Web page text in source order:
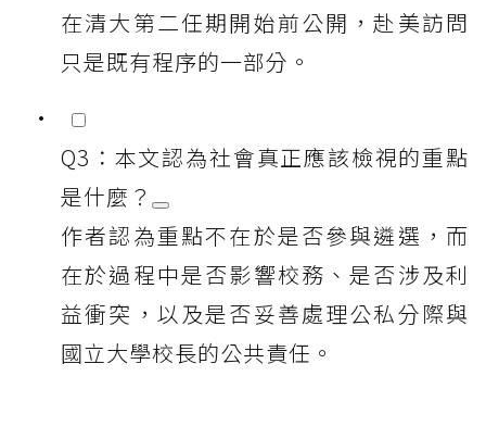
在清大第二任期開始前公開，赴美訪問
只是既有程序的一部分。
Q3：本文認為社會真正應該檢視的重點
是什麼？
作者認為重點不在於是否參與遴選，而
在於過程中是否影響校務、是否涉及利
益衝突，以及是否妥善處理公私分際與
國立大學校長的公共責任。